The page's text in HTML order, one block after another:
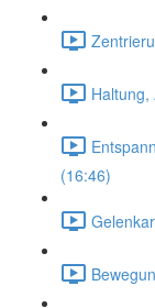
(16:46)